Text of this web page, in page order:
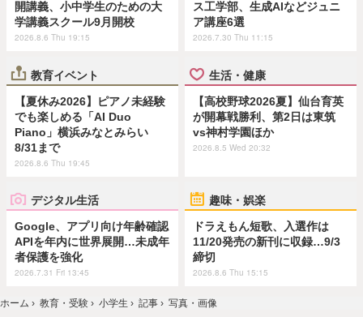
開講義、小中学生のための大
学講義スクール9月開校
2026.8.6 Thu 19:15
ス工学部、生成AIなどジュニ
ア講座6選
2026.7.30 Thu 11:15
教育イベント
【夏休み2026】ピアノ未経験
でも楽しめる「AI Duo
Piano」横浜みなとみらい
8/31まで
2026.8.6 Thu 19:45
生活・健康
【高校野球2026夏】仙台育英
が開幕戦勝利、第2日は東筑
vs神村学園ほか
2026.8.5 Wed 20:32
デジタル生活
Google、アプリ向け年齢確認
APIを年内に世界展開…未成年
者保護を強化
2026.7.31 Fri 13:45
趣味・娯楽
ドラえもん短歌、入選作は
11/20発売の新刊に収録…9/3
締切
2026.8.6 Thu 15:15
ホーム › 教育・受験 › 小学生 › 記事 › 写真・画像